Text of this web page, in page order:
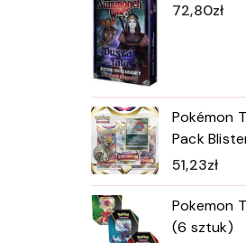
72,80zł
Pokémon
Pack
51,23zł
Pokemon
(6 sztuk)